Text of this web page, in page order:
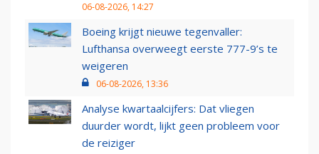
06-08-2026, 14:27
Boeing krijgt nieuwe tegenvaller:
Lufthansa overweegt eerste 777-9’s te
weigeren
06-08-2026, 13:36
Analyse kwartaalcijfers: Dat vliegen
duurder wordt, lijkt geen probleem voor
de reiziger